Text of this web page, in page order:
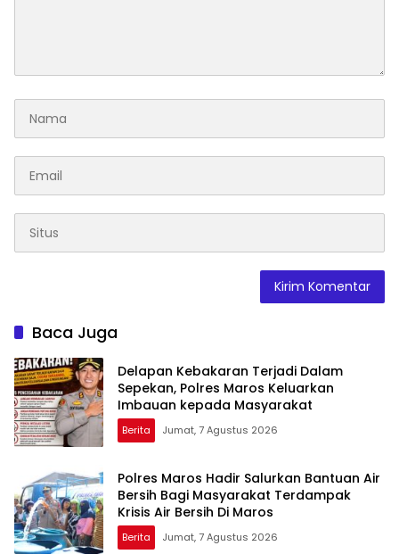
Baca Juga
Delapan Kebakaran Terjadi Dalam
Sepekan, Polres Maros Keluarkan
Imbauan kepada Masyarakat
Berita Jumat, 7 Agustus 2026
Polres Maros Hadir Salurkan Bantuan Air
Bersih Bagi Masyarakat Terdampak
Krisis Air Bersih Di Maros
Berita Jumat, 7 Agustus 2026